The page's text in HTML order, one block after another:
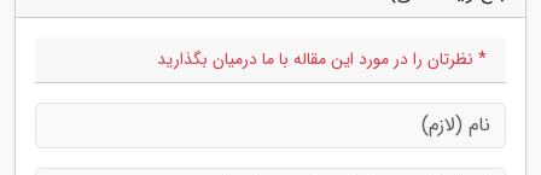
* نظرتان را در مورد این مقاله با ما درمیان بگذارید